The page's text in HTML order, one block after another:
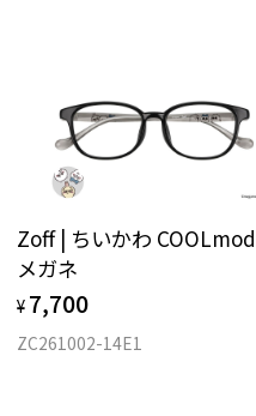
Zoff | ちいかわ
メガネ
¥ 7,700
ZC261002-14E1